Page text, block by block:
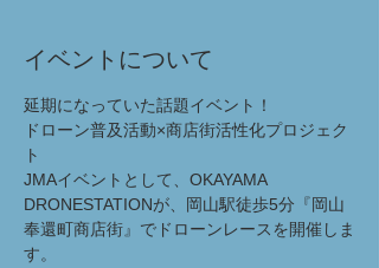
イベントについて
延期になっていた話題イベント！
ドローン普及活動×商店街活性化プロジェク
ト
JMAイベントとして、OKAYAMA
DRONESTATIONが、岡山駅徒歩5分『岡山
奉還町商店街』でドローンレースを開催しま
す。